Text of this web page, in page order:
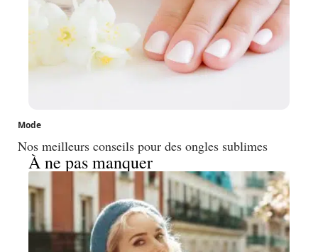
Mode
Nos meilleurs conseils pour des ongles sublimes
À ne pas manquer